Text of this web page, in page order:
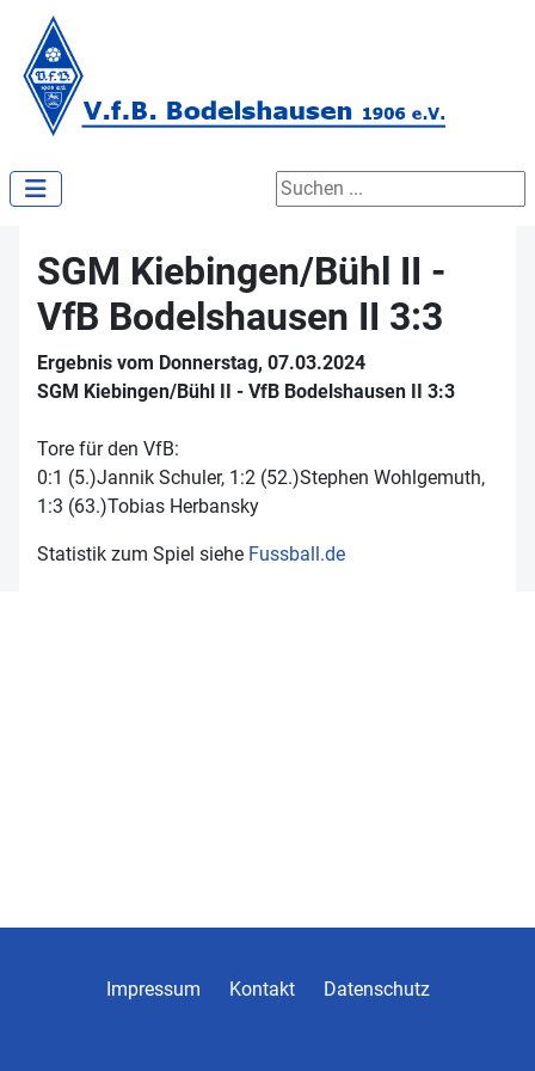
Suchen ...
SGM Kiebingen/Bühl II -
VfB Bodelshausen II 3:3
Ergebnis vom Donnerstag, 07.03.2024
SGM Kiebingen/Bühl II - VfB Bodelshausen II 3:3
Tore für den VfB:
0:1 (5.)Jannik Schuler, 1:2 (52.)Stephen Wohlgemuth,
1:3 (63.)Tobias Herbansky
Statistik zum Spiel siehe Fussball.de
Impressum Kontakt Datenschutz